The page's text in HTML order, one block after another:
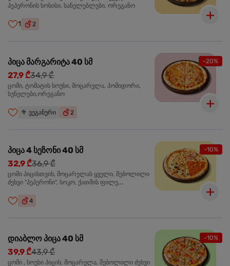
პეპერონის სოსისი, სანელებლები, ორეგანო
1 2
-20%
პიცა მარგარიტა 40 სმ
27,9 ₾34,9 ₾
ცომი, ტომატის სოუსი, მოცარელა, პომიდორი,
სუნელები,ორეგანო
🥦 ვეგანური 2
-10%
პიცა 4 სეზონი 40 სმ
32,9 ₾36,9 ₾
ცომი პიცისთვის, მოცარელას ყველი, შებოლილი
ძეხვი "პეპერონი", სოკო, ქათმის ფილე,
4
-10%
დიაბლო პიცა 40 სმ
39,9 ₾43,9 ₾
ცომი , სოუსი პიცის, მოცარელა, შებოლილი ძეხვი